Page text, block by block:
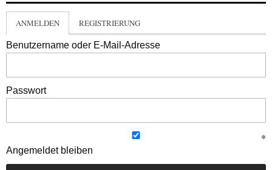
ANMELDEN REGISTRIERUNG
Benutzername oder E-Mail-Adresse
Passwort
Angemeldet bleiben